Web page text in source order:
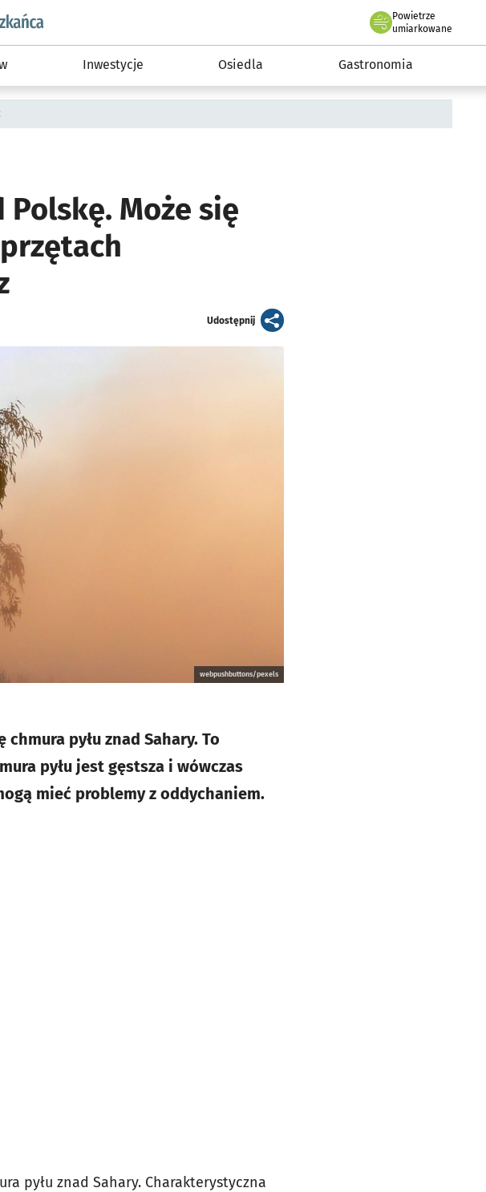
podserwis: Dla mieszkańca
Powietrze
we Wrocławiu
umiarkowane
Inwestycje Osiedla Gastronomia
Polskę. Może się
Udostępnijartykuł
webpushbuttons/pexels
pyłu znad Sahary. To
pyłu jest gęstsza i wówczas
mieć problemy z oddychaniem.
pyłu znad Sahary. Charakterystyczna